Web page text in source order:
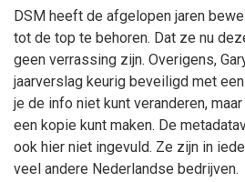
DSM heeft de afgelopen jaren
tot de top te behoren. Dat ze nu
geen verrassing zijn. Overigens,
jaarverslag keurig beveiligd met
je de info niet kunt veranderen,
een kopie kunt maken. De
ook hier niet ingevuld. Ze zijn in
veel andere Nederlandse bedrijven.